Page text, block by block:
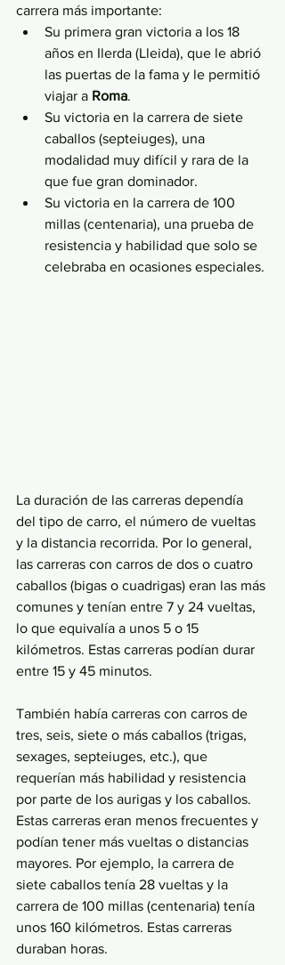
carrera más importante:
Su primera gran victoria a los 18
años en Ilerda (Lleida), que le abrió
las puertas de la fama y le permitió
viajar a Roma.
Su victoria en la carrera de siete
caballos (septeiuges), una
modalidad muy difícil y rara de la
que fue gran dominador.
Su victoria en la carrera de 100
millas (centenaria), una prueba de
resistencia y habilidad que solo se
celebraba en ocasiones especiales.
La duración de las carreras dependía
del tipo de carro, el número de vueltas
y la distancia recorrida. Por lo general,
las carreras con carros de dos o cuatro
caballos (bigas o cuadrigas) eran las más
comunes y tenían entre 7 y 24 vueltas,
lo que equivalía a unos 5 o 15
kilómetros. Estas carreras podían durar
entre 15 y 45 minutos.
También había carreras con carros de
tres, seis, siete o más caballos (trigas,
sexages, septeiuges, etc.), que
requerían más habilidad y resistencia
por parte de los aurigas y los caballos.
Estas carreras eran menos frecuentes y
podían tener más vueltas o distancias
mayores. Por ejemplo, la carrera de
siete caballos tenía 28 vueltas y la
carrera de 100 millas (centenaria) tenía
unos 160 kilómetros. Estas carreras
duraban horas.